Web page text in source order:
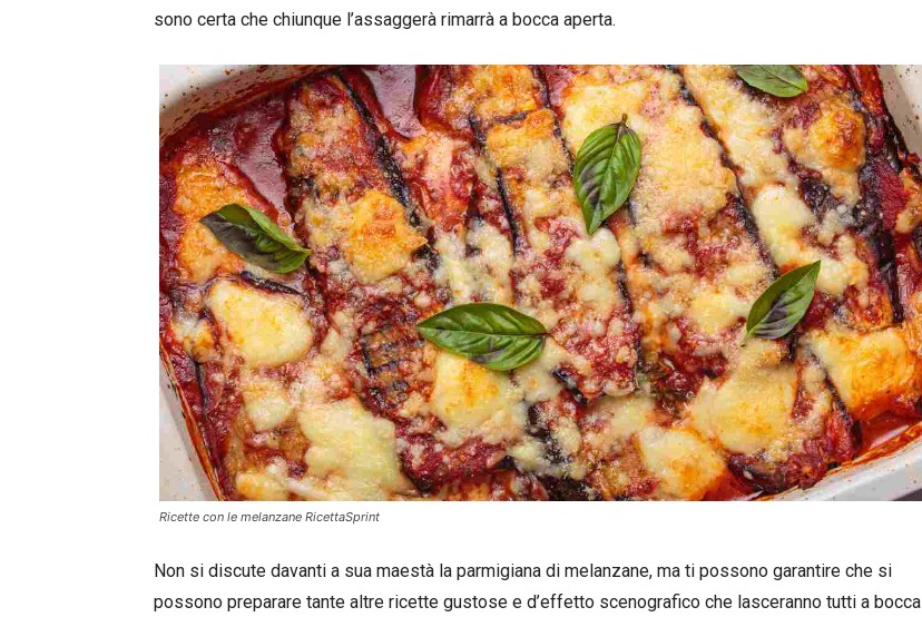
sono certa che chiunque l’assaggerà rimarrà a bocca aperta.
Ricette con le melanzane RicettaSprint
Non si discute davanti a sua maestà la parmigiana di melanzane, ma ti possono garantire che si
possono preparare tante altre ricette gustose e d’effetto scenografico che lasceranno tutti a bocca